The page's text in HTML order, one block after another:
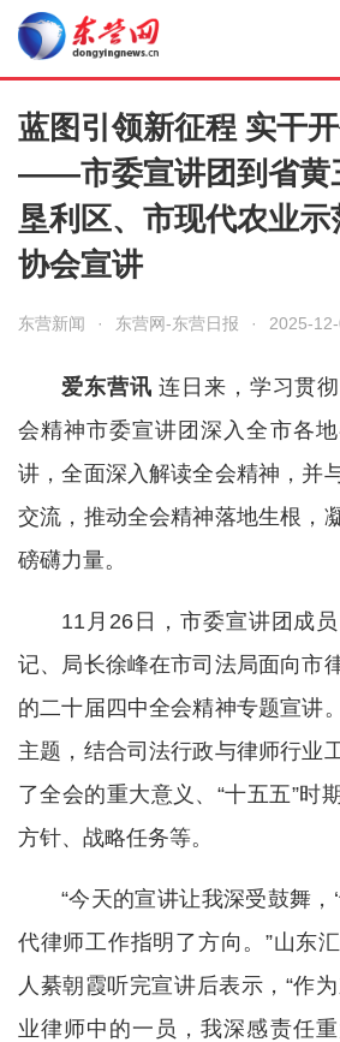
蓝图引领新征程 实干
——市委宣讲团到省黄
垦利区、市现代农业
协会宣讲
东营新闻 · 东营网-东营日报 · 2025-
爱东营讯 连日来，学习贯
会精神市委宣讲团深入全市各
讲，全面深入解读全会精神，并
交流，推动全会精神落地生根，
磅礴力量。
11月26日，市委宣讲团成
记、局长徐峰在市司法局面向市
的二十届四中全会精神专题宣讲
主题，结合司法行政与律师行业
了全会的重大意义、“十五五”时
方针、战略任务等。
“今天的宣讲让我深受鼓舞，
代律师工作指明了方向。”山东
人綦朝霞听完宣讲后表示，“作
业律师中的一员，我深感责任